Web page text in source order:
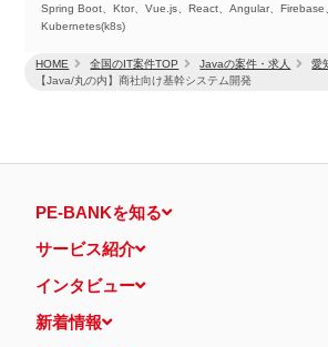
HOME 全国のIT案件TOP Javaの案件・求人
愛
【Java/丸の内】商社向け基幹システム開発
Spring Boot、Ktor、Vue.js、React、Angular、Firebase
Kubernetes(k8s)
PE-BANKを知る
サービス紹介
インタビュー
新着情報